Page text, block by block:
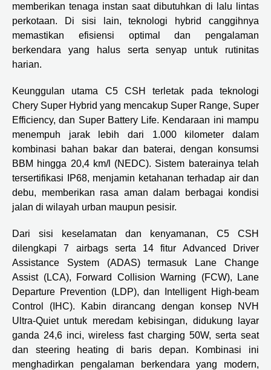
memberikan tenaga instan saat dibutuhkan di lalu lintas
perkotaan. Di sisi lain, teknologi hybrid canggihnya
memastikan efisiensi optimal dan pengalaman
berkendara yang halus serta senyap untuk rutinitas
harian.
Keunggulan utama C5 CSH terletak pada teknologi
Chery Super Hybrid yang mencakup Super Range, Super
Efficiency, dan Super Battery Life. Kendaraan ini mampu
menempuh jarak lebih dari 1.000 kilometer dalam
kombinasi bahan bakar dan baterai, dengan konsumsi
BBM hingga 20,4 km/l (NEDC). Sistem baterainya telah
tersertifikasi IP68, menjamin ketahanan terhadap air dan
debu, memberikan rasa aman dalam berbagai kondisi
jalan di wilayah urban maupun pesisir.
Dari sisi keselamatan dan kenyamanan, C5 CSH
dilengkapi 7 airbags serta 14 fitur Advanced Driver
Assistance System (ADAS) termasuk Lane Change
Assist (LCA), Forward Collision Warning (FCW), Lane
Departure Prevention (LDP), dan Intelligent High-beam
Control (IHC). Kabin dirancang dengan konsep NVH
Ultra-Quiet untuk meredam kebisingan, didukung layar
ganda 24,6 inci, wireless fast charging 50W, serta seat
dan steering heating di baris depan. Kombinasi ini
menghadirkan pengalaman berkendara yang modern,